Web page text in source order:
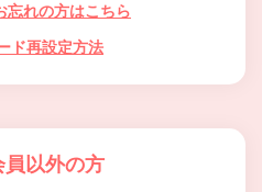
忘れの方はこちら
ド再設定方法
以外の方